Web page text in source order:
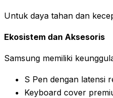
Untuk daya tahan dan
Ekosistem dan Aksesoris
Samsung memiliki
S Pen dengan latensi
Keyboard cover